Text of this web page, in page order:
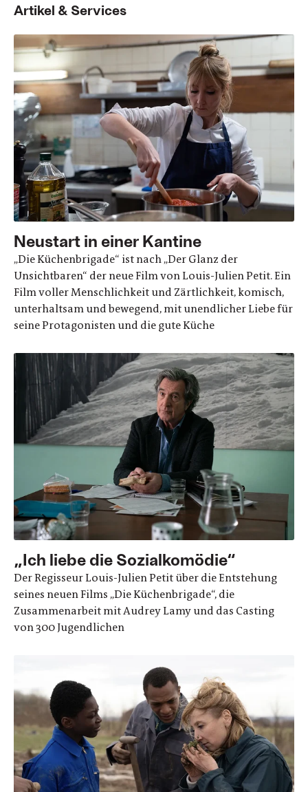
Artikel & Services
Neustart in einer Kantine
„Die Küchenbrigade“ ist nach „Der Glanz der
Unsichtbaren“ der neue Film von Louis-Julien Petit. Ein
Film voller Menschlichkeit und Zärtlichkeit, komisch,
unterhaltsam und bewegend, mit unendlicher Liebe für
seine Protagonisten und die gute Küche
„Ich liebe die Sozialkomödie“
Der Regisseur Louis-Julien Petit über die Entstehung
seines neuen Films „Die Küchenbrigade“, die
Zusammenarbeit mit Audrey Lamy und das Casting
von 300 Jugendlichen